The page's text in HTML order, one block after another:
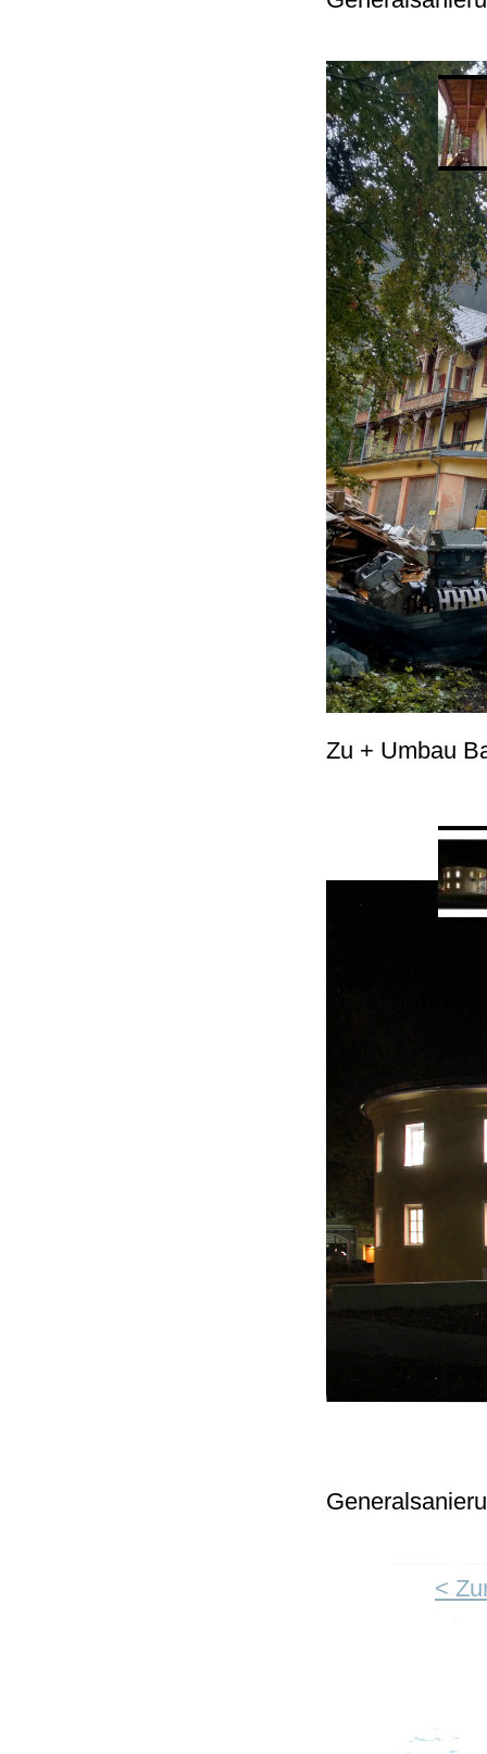
Zu + Umbau
<